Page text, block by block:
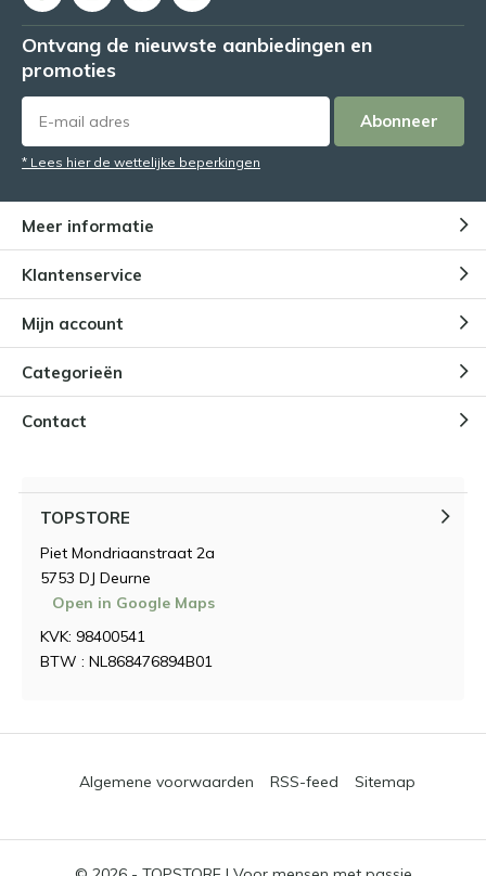
Ontvang de nieuwste aanbiedingen en
promoties
Abonneer
* Lees hier de wettelijke beperkingen
Meer informatie
Klantenservice
Mijn account
Categorieën
Contact
TOPSTORE
Piet Mondriaanstraat 2a
5753 DJ Deurne
Open in Google Maps
KVK: 98400541
BTW : NL868476894B01
Algemene voorwaarden RSS-feed Sitemap